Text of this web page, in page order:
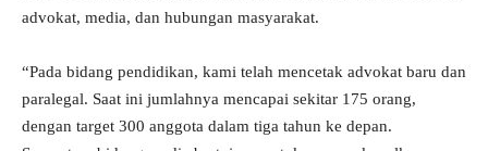
advokat, media, dan hubungan masyarakat.
“Pada bidang pendidikan, kami telah mencetak advokat baru dan
paralegal. Saat ini jumlahnya mencapai sekitar 175 orang,
dengan target 300 anggota dalam tiga tahun ke depan.